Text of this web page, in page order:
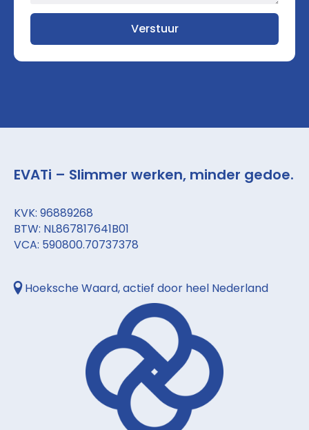
Verstuur
EVATi – Slimmer werken, minder gedoe.
KVK: 96889268
BTW: NL867817641B01
VCA: 590800.70737378
Hoeksche Waard, actief door heel Nederland